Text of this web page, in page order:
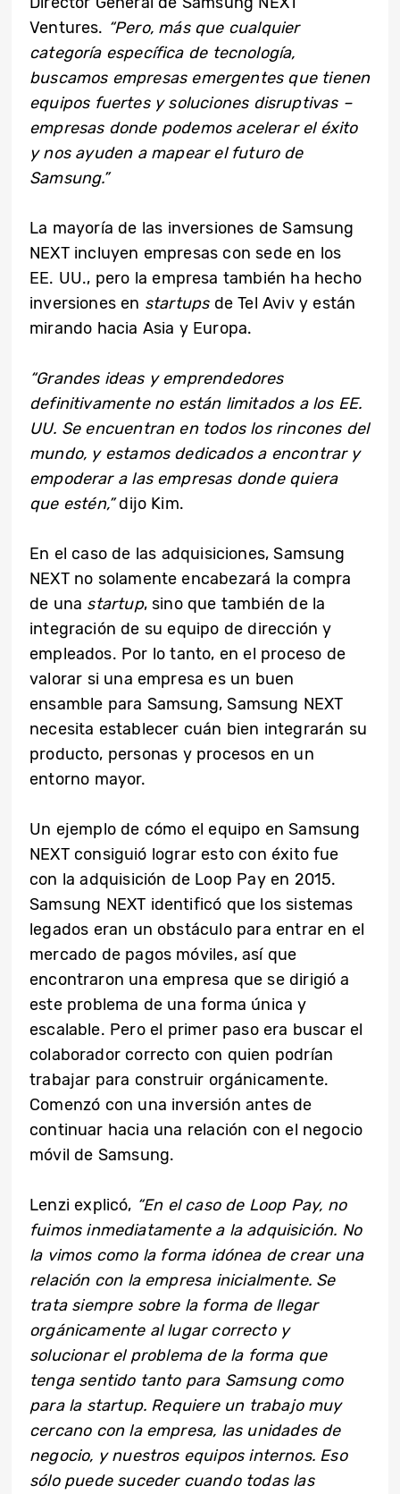
Ventures. “Pero, más que cualquier
categoría específica de tecnología,
buscamos empresas emergentes que tienen
equipos fuertes y soluciones disruptivas –
empresas donde podemos acelerar el éxito
y nos ayuden a mapear el futuro de
Samsung.”
La mayoría de las inversiones de Samsung
NEXT incluyen empresas con sede en los
EE. UU., pero la empresa también ha hecho
inversiones en startupsde Tel Aviv y están
mirando hacia Asia y Europa.
“Grandes ideas y emprendedores
definitivamente no están limitados a los EE.
UU. Se encuentran en todos los rincones del
mundo, y estamos dedicados a encontrar y
empoderar a las empresas donde quiera
que estén,”dijo Kim.
En el caso de las adquisiciones, Samsung
NEXT no solamente encabezará la compra
de una startup, sino que también de la
integración de su equipo de dirección y
empleados. Por lo tanto, en el proceso de
valorar si una empresa es un buen
ensamble para Samsung, Samsung NEXT
necesita establecer cuán bien integrarán su
producto, personas y procesos en un
entorno mayor.
Un ejemplo de cómo el equipo en Samsung
NEXT consiguió lograr esto con éxito fue
con la adquisición de Loop Pay en 2015.
Samsung NEXT identificó que los sistemas
legados eran un obstáculo para entrar en el
mercado de pagos móviles, así que
encontraron una empresa que se dirigió a
este problema de una forma única y
escalable. Pero el primer paso era buscar el
colaborador correcto con quien podrían
trabajar para construir orgánicamente.
Comenzó con una inversión antes de
continuar hacia una relación con el negocio
móvil de Samsung.
Lenzi explicó, “En el caso de Loop Pay, no
fuimos inmediatamente a la adquisición. No
la vimos como la forma idónea de crear una
relación con la empresa inicialmente. Se
trata siempre sobre la forma de llegar
orgánicamente al lugar correcto y
solucionar el problema de la forma que
tenga sentido tanto para Samsung como
para la startup. Requiere un trabajo muy
cercano con la empresa, las unidades de
negocio, y nuestros equipos internos. Eso
sólo puede suceder cuando todas las